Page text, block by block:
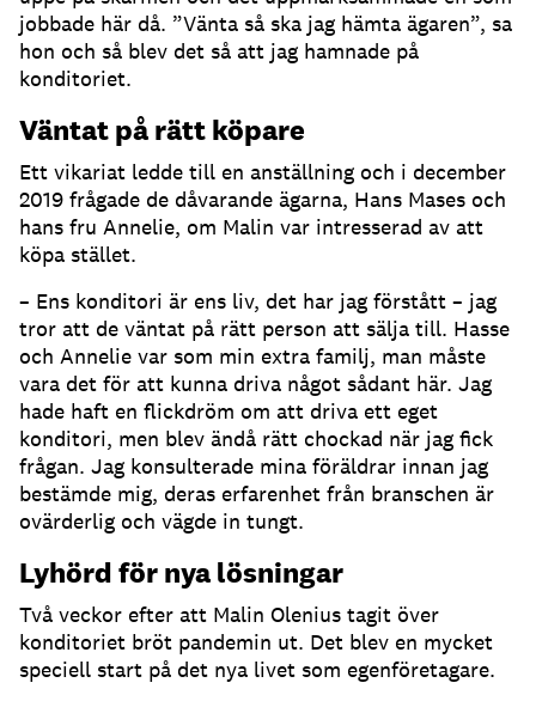
jobbade här då. ”Vänta så ska jag hämta ägaren”, sa
hon och så blev det så att jag hamnade på
konditoriet.
Väntat på rätt köpare
Ett vikariat ledde till en anställning och i december
2019 frågade de dåvarande ägarna, Hans Mases och
hans fru Annelie, om Malin var intresserad av att
köpa stället.
– Ens konditori är ens liv, det har jag förstått – jag
tror att de väntat på rätt person att sälja till. Hasse
och Annelie var som min extra familj, man måste
vara det för att kunna driva något sådant här. Jag
hade haft en flickdröm om att driva ett eget
konditori, men blev ändå rätt chockad när jag fick
frågan. Jag konsulterade mina föräldrar innan jag
bestämde mig, deras erfarenhet från branschen är
ovärderlig och vägde in tungt.
Lyhörd för nya lösningar
Två veckor efter att Malin Olenius tagit över
konditoriet bröt pandemin ut. Det blev en mycket
speciell start på det nya livet som egenföretagare.